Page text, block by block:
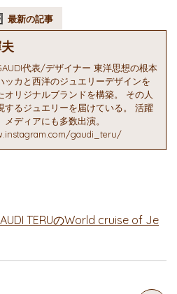
最新の記事
代表/デザイナー 東洋思想の根本
ッカと西洋のジュエリーデザインを
オリジナルブランドを構築。 その人
するジュエリーを届けている。 活躍
メディアにも多数出演。
gaudi_teru/
TERUのWorld cruise of Je